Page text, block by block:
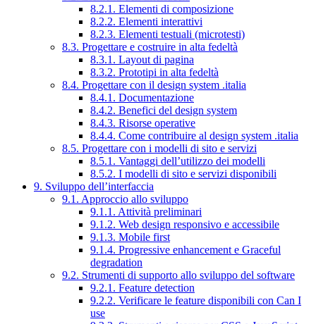
8.2.1. Elementi di composizione
8.2.2. Elementi interattivi
8.2.3. Elementi testuali (microtesti)
8.3. Progettare e costruire in alta fedeltà
8.3.1. Layout di pagina
8.3.2. Prototipi in alta fedeltà
8.4. Progettare con il design system .italia
8.4.1. Documentazione
8.4.2. Benefici del design system
8.4.3. Risorse operative
8.4.4. Come contribuire al design system .italia
8.5. Progettare con i modelli di sito e servizi
8.5.1. Vantaggi dell’utilizzo dei modelli
8.5.2. I modelli di sito e servizi disponibili
9. Sviluppo dell’interfaccia
9.1. Approccio allo sviluppo
9.1.1. Attività preliminari
9.1.2. Web design responsivo e accessibile
9.1.3. Mobile first
9.1.4. Progressive enhancement e Graceful
degradation
9.2. Strumenti di supporto allo sviluppo del software
9.2.1. Feature detection
9.2.2. Verificare le feature disponibili con Can I
use